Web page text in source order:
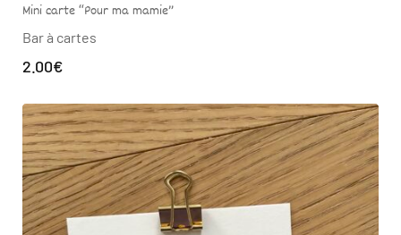
Mini carte “Pour ma mamie”
Bar à cartes
2.00€